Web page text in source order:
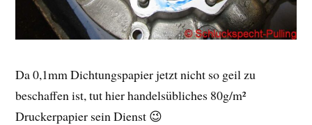
Da 0,1mm Dichtungspapier jetzt nicht so geil zu
beschaffen ist, tut hier handelsübliches 80g/m²
Druckerpapier sein Dienst 😉